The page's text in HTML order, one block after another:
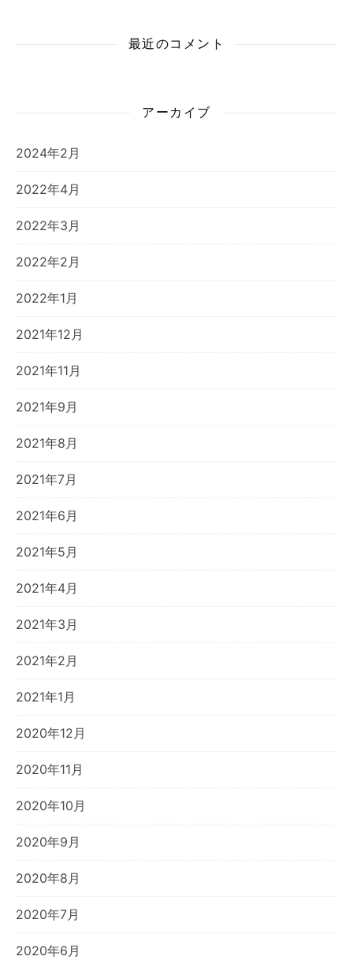
最近のコメント
アーカイブ
2024年2月
2022年4月
2022年3月
2022年2月
2022年1月
2021年12月
2021年11月
2021年9月
2021年8月
2021年7月
2021年6月
2021年5月
2021年4月
2021年3月
2021年2月
2021年1月
2020年12月
2020年11月
2020年10月
2020年9月
2020年8月
2020年7月
2020年6月